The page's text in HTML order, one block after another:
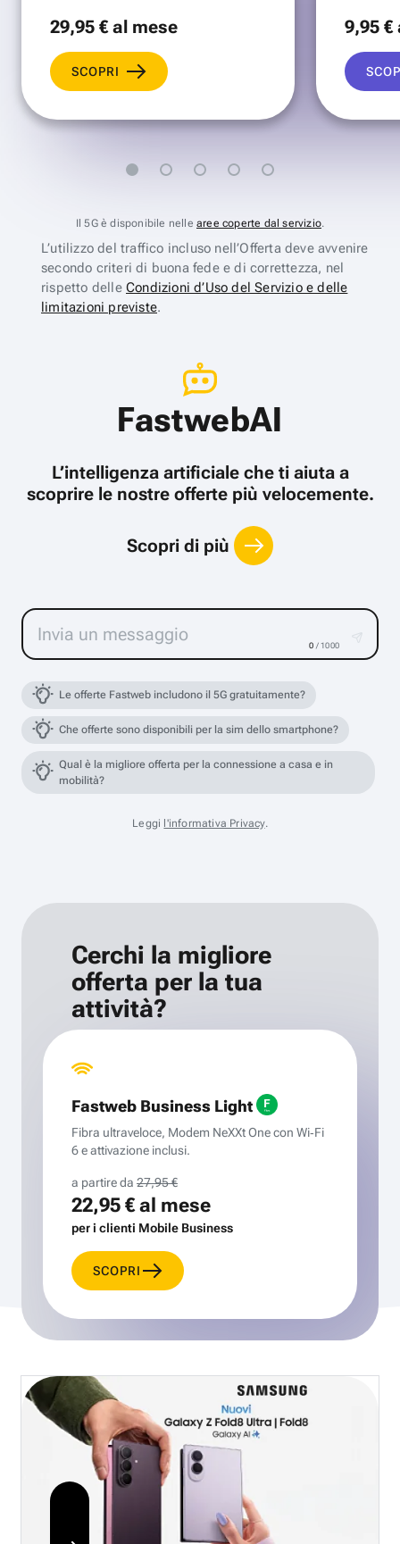
29,95 €al mese
SCOPRI
9,95 €
Il 5G è disponibile nelle aree coperte dal servizio.
L’utilizzo del traffico incluso nell’Offerta deve avvenire
secondo criteri di buona fede e di correttezza, nel
rispetto delle Condizioni d’Uso del Servizio e delle
limitazioni previste.
FastwebAI
L’intelligenza artificiale che ti aiuta a
scoprire le nostre offerte più velocemente.
Scopri di più
0 / 1000
Le offerte Fastweb includono il 5G gratuitamente?
Che offerte sono disponibili per la sim dello smartphone?
Qual è la migliore offerta per la connessione a casa e in
mobilità?
Leggi l'informativa Privacy.
Cerchi la migliore
offerta per la tua
attività?
Fastweb Business Light
Fibra ultraveloce, Modem NeXXt One con Wi‑Fi
6 e attivazione inclusi.
a partire da 27,95 €
22,95 €al mese
per i clienti Mobile Business
SCOPRI